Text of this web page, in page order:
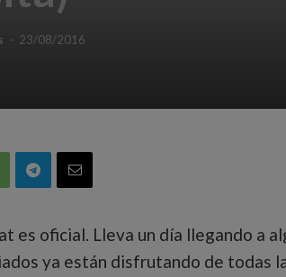
- 23/08/2016
es oficial. Lleva un día llegando a
ya están disfrutando de todas